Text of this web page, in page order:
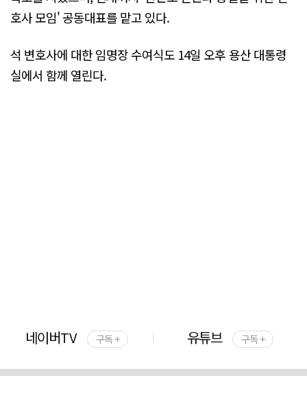
호사 모임' 공동대표를 맡고 있다.
석 변호사에 대한 임명장 수여식도 14일 오후 용산 대통령
실에서 함께 열린다.
네이버TV 구독 + 유튜브 구독 +